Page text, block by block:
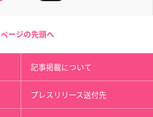
ページの先頭へ
記事掲載について
プレスリリース送付先